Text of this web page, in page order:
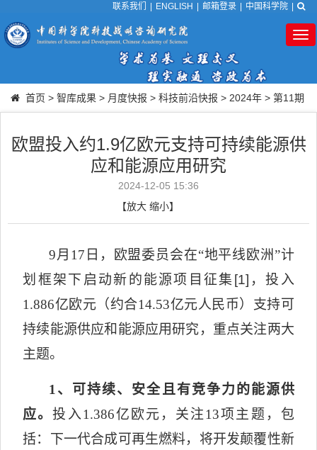
联系我们 ENGLISH 邮箱登录 中国科学院
首页 > 智库成果 > 月度快报 > 科技前沿快报 > 2024年 > 第11期
欧盟投入约1.9亿欧元支持可持续能源供
应和能源应用研究
2024-12-05 15:36
【放大 缩小】
9月 17 日，欧盟委员会在“地平线欧洲”计
划框架下启动新的能源项目征集 [1] ，投入
1.886亿欧元（约合14.53亿元人民币）支持可
持续能源供应和能源应用研究，重点关注两大
主题。
1 、可持续、安全且有竞争力的能源供
应。投入1.386亿欧元，关注13项主题，包
括： 下一代合成可再生燃料，将开发颠覆性新